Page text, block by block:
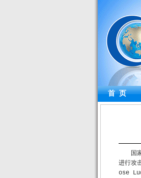
首 页
国
进行攻
ose